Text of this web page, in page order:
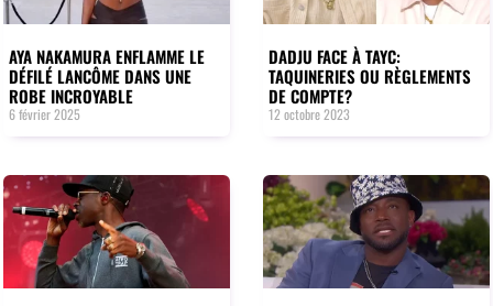
AYA NAKAMURA ENFLAMME LE
DÉFILÉ LANCÔME DANS UNE
ROBE INCROYABLE
6 février 2025
DADJU FACE À TAYC:
TAQUINERIES OU RÈGLEMENTS
DE COMPTE?
12 octobre 2023